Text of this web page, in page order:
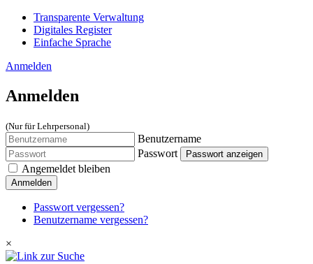
Transparente Verwaltung
Digitales Register
Einfache Sprache
Anmelden
Anmelden
(Nur für Lehrpersonal)
Benutzername
Passwort
Passwort anzeigen
Angemeldet bleiben
Anmelden
Passwort vergessen?
Benutzername vergessen?
×